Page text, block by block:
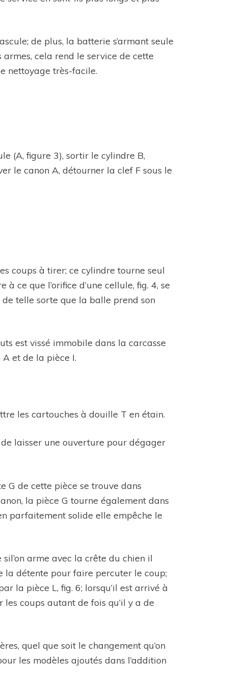
de plus, la batterie s’armant seule
cela rend le service de cette
nettoyage très-facile.
(A, figure 3), sortir le cylindre B,
le canon A, détourner la clef F sous le
coups à tirer; ce cylindre tourne seul
ce que l’orifice d’une cellule, fig. 4, se
telle sorte que la balle prend son
est vissé immobile dans la carcasse
A et de la pièce I.
les cartouches à douille T en étain.
laisser une ouverture pour dégager
G de cette pièce se trouve dans
la pièce G tourne également dans
parfaitement solide elle empêche le
sil’on arme avec la crête du chien il
la détente pour faire percuter le coup;
la pièce L, fig. 6; lorsqu’il est arrivé à
coups autant de fois qu’il y a de
quel que soit le changement qu’on
les modèles ajoutés dans l’addition